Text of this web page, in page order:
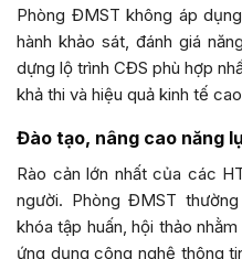
Phòng ĐMST không áp
hành khảo sát, đánh giá
dựng lộ trình CĐS phù hợp
khả thi và hiệu quả kinh tế
Đào tạo, nâng cao năng
Rào cản lớn nhất của các
người. Phòng ĐMST
khóa tập huấn, hội thảo
ứng dụng công nghệ thông